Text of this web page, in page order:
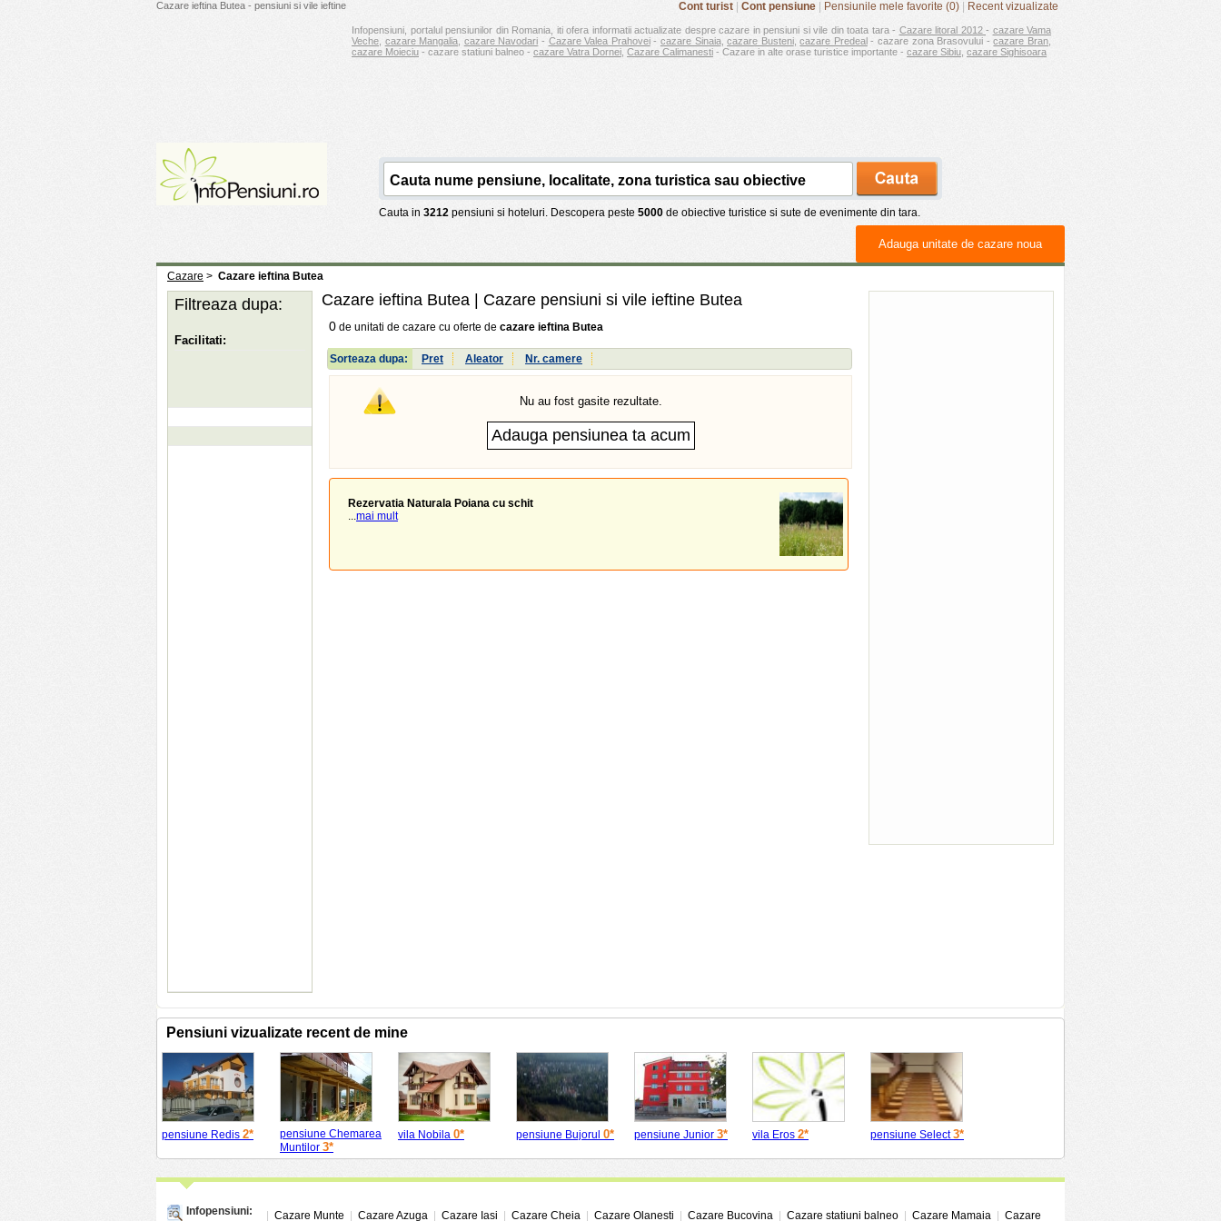
Cazare ieftina Butea - pensiuni si vile ieftine Cont turist Cont pensiune Pensiunile mele favorite (0) Recent vizualizate
Infopensiuni, portalul pensiunilor din Romania, iti ofera informatii actualizate despre cazare in pensiuni si vile din toata tara - Cazare litoral 2012 - cazare Vama
Veche cazare Mangalia cazare Navodari - Cazare Valea Prahovei- cazare Sinaia,cazare Busteni,cazare Predeal- cazare zona Brasovului -cazare Bran
cazare Moieciu - cazare statiuni balneo - cazare Vatra Dornei Cazare Calimanesti - Cazare in alte orase turistice importante - cazare Sibiu cazare Sighisoara
Cauta in 3212 pensiuni si hoteluri. Descopera peste 5000 de obiective turistice si sute de evenimente din tara.
Adauga unitate de cazare noua
Cazare > Cazare ieftina Butea
Cazare ieftina Butea | Cazare pensiuni si vile ieftine Butea
0 de unitati de cazare cu oferte de cazare ieftina Butea
Sorteaza dupa: Pret Aleator Nr. camere
Nu au fost gasite rezultate.
Rezervatia Naturala Poiana cu schit
...mai mult
Filtreaza dupa:
Facilitati:
Pensiuni vizualizate recent de mine
pensiune Redis 2*
pensiune Chemarea
Muntilor 3*
vila Nobila 0* pensiune Bujorul 0* pensiune Junior 3* vila Eros 2* pensiune Select 3*
Infopensiuni: Cazare Munte Cazare Azuga Cazare Iasi Cazare Cheia Cazare Olanesti Cazare Bucovina Cazare statiuni balneo Cazare Mamaia Cazare